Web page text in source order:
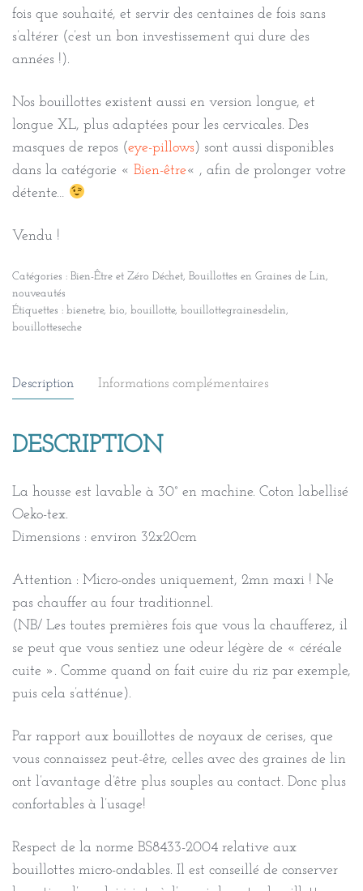
fois que souhaité, et servir des centaines de fois sans
s’altérer (c’est un bon investissement qui dure des
années !).
Nos bouillottes existent aussi en version longue, et
longue XL, plus adaptées pour les cervicales. Des
masques de repos (eye-pillows) sont aussi disponibles
dans la catégorie « Bien-être« , afin de prolonger votre
détente…
Vendu !
Catégories : Bien-Être et Zéro Déchet, Bouillottes en Graines de Lin,
nouveautés
Étiquettes : bienetre, bio, bouillotte, bouillottegrainesdelin,
bouillotteseche
Description Informations complémentaires
DESCRIPTION
La housse est lavable à 30° en machine. Coton labellisé
Oeko-tex.
Dimensions : environ 32x20cm
Attention : Micro-ondes uniquement, 2mn maxi ! Ne
pas chauffer au four traditionnel.
(NB/ Les toutes premières fois que vous la chaufferez, il
se peut que vous sentiez une odeur légère de « céréale
cuite ». Comme quand on fait cuire du riz par exemple,
puis cela s’atténue).
Par rapport aux bouillottes de noyaux de cerises, que
vous connaissez peut-être, celles avec des graines de lin
ont l’avantage d’être plus souples au contact. Donc plus
confortables à l’usage!
Respect de la norme BS8433-2004 relative aux
bouillottes micro-ondables. Il est conseillé de conserver